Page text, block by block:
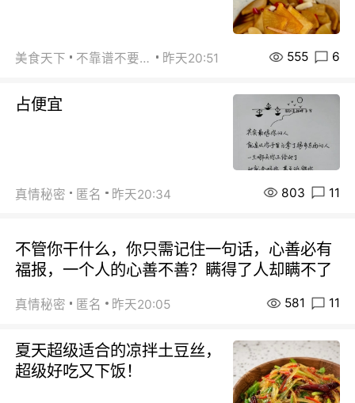
美食天下 不靠谱不要联系 昨天20:51 555 6
占便宜
真情秘密 匿名 昨天20:34 803 11
不管你干什么，你只需记住一句话，心善必有
福报，一个人的心善不善？瞒得了人却瞒不了
真情秘密 匿名 昨天20:05 581 11
夏天超级适合的凉拌土豆丝，
超级好吃又下饭！